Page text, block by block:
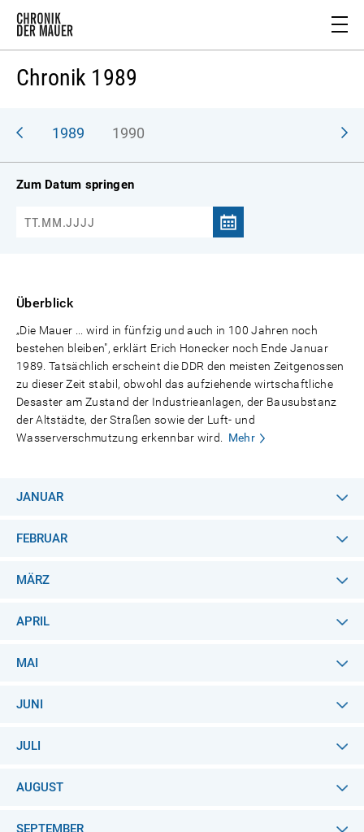
Chronik 1989
1989 1990
Zum Datum springen
Überblick
„Die Mauer ... wird in fünfzig und auch in 100 Jahren noch
bestehen bleiben", erklärt Erich Honecker noch Ende Januar
1989. Tatsächlich erscheint die DDR den meisten Zeitgenossen
zu dieser Zeit stabil, obwohl das aufziehende wirtschaftliche
Desaster am Zustand der Industrieanlagen, der Bausubstanz
der Altstädte, der Straßen sowie der Luft- und
Wasserverschmutzung erkennbar wird.
Mehr
JANUAR
FEBRUAR
MÄRZ
APRIL
MAI
JUNI
JULI
AUGUST
SEPTEMBER